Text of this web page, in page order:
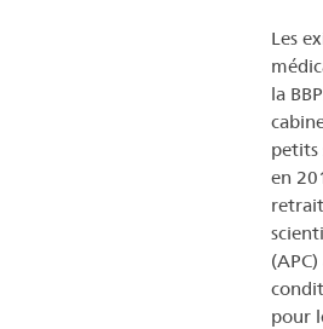
Les
la
petits
en
pour